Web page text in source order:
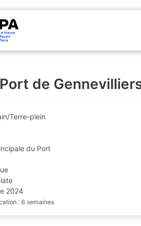
de
Terre-plein
du Port
2024
: 6 semaines